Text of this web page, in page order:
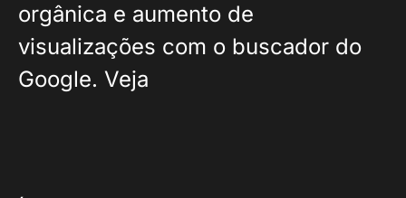
orgânica e aumento de
visualizações com o buscador do
Google. Veja